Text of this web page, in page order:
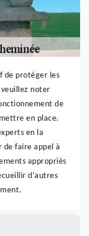
de protéger les
noter
de
en place.
en la
de faire appel à
appropriés
d'autres